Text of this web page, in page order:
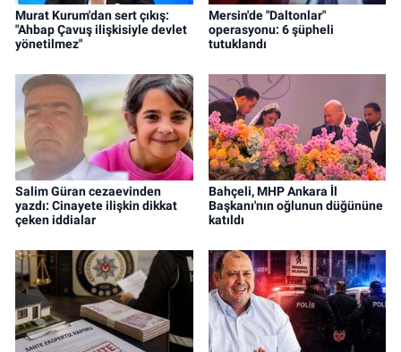
Murat Kurum'dan sert çıkış:
"Ahbap Çavuş ilişkisiyle devlet
yönetilmez"
Mersin'de "Daltonlar"
operasyonu: 6 şüpheli
tutuklandı
Salim Güran cezaevinden
yazdı: Cinayete ilişkin dikkat
çeken iddialar
Bahçeli, MHP Ankara İl
Başkanı'nın oğlunun düğününe
katıldı